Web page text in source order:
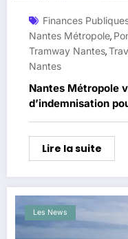
Finances
Nantes Métropole,
Tramway Nantes,
Nantes
Nantes Métropole
d’indemnisation
Lire la suite
Les News